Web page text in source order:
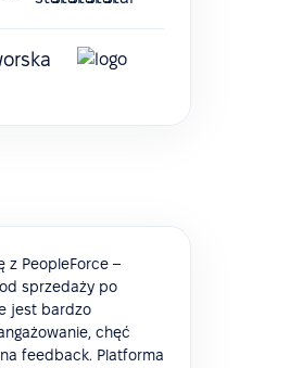
z PeopleForce –
sprzedaży po
jest bardzo
chęć
feedback. Platforma